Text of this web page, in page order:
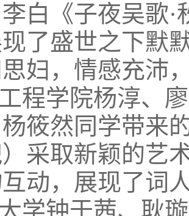
白《子夜吴歌
了盛世之下默
妇，情感充沛
程学院杨淳、
筱然同学带来
采取新颖的艺
动，展现了词
学钟于茜、耿